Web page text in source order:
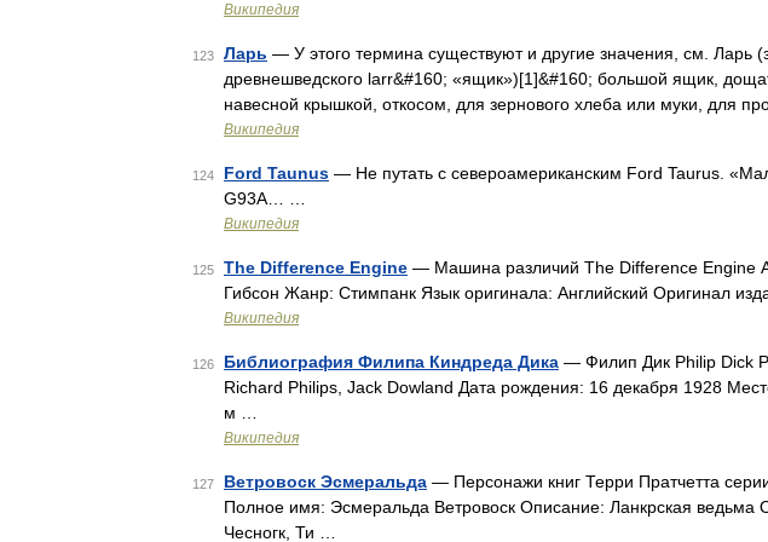
Википедия
123 Ларь — У этого термина существуют и другие значения, см. Ларь
древнешведского larr&#160; «ящик»)[1]&#160; большой ящик,
навесной крышкой, откосом, для зернового хлеба или муки, для
Википедия
124 Ford Taunus — Не путать с североамериканским Ford Taurus.
G93A… …
Википедия
125 The Difference Engine — Машина различий The Difference Engine
Гибсон Жанр: Стимпанк Язык оригинала: Английский Оригинал
Википедия
126 Библиография Филипа Киндреда Дика — Филип Дик Philip Dick
Richard Philips, Jack Dowland Дата рождения: 16 декабря 1928
м …
Википедия
127 Ветровоск Эсмеральда — Персонажи книг Терри Пратчетта
Полное имя: Эсмеральда Ветровоск Описание: Ланкрская ведьма
Чесногк, Ти …